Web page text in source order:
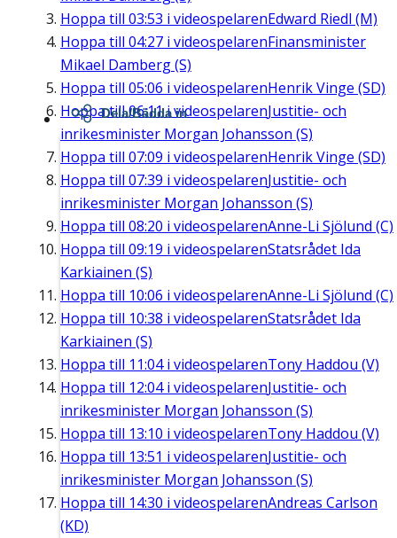
Hoppa till 03:53 i videospelarenEdward Riedl (M)
Hoppa till 04:27 i videospelarenFinansminister
Mikael Damberg (S)
Hoppa till 05:06 i videospelarenHenrik Vinge (SD)
Hoppa till06:11i videospelarenJustitie- och
inrikesminister Morgan Johansson (S)
Hoppa till 07:09 i videospelarenHenrik Vinge (SD)
Hoppa till 07:39 i videospelarenJustitie- och
inrikesminister Morgan Johansson (S)
Hoppa till 08:20 i videospelarenAnne-Li Sjölund (C)
Hoppa till 09:19 i videospelarenStatsrådet Ida
Karkiainen (S)
Hoppa till 10:06 i videospelarenAnne-Li Sjölund (C)
Hoppa till 10:38 i videospelarenStatsrådet Ida
Karkiainen (S)
Hoppa till 11:04i videospelarenTony Haddou (V)
Hoppa till 12:04i videospelarenJustitie- och
inrikesminister Morgan Johansson (S)
Hoppa till 13:10 i videospelarenTony Haddou (V)
Hoppa till 13:51 i videospelarenJustitie- och
inrikesminister Morgan Johansson (S)
Hoppa till 14:30 i videospelarenAndreas Carlson
(KD)
Dela/Bädda in